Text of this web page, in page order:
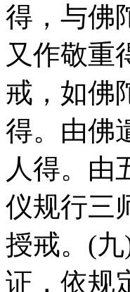
得，与佛
又作敬重
戒，如佛
得。由佛
人得。由
仪规行三
授戒。(
证，依规